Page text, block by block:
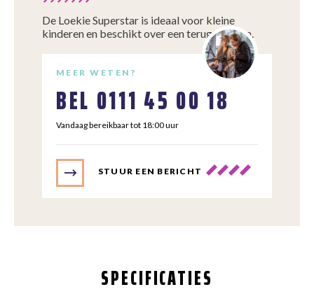
De Loekie Superstar is ideaal voor kleine
kinderen en beschikt over een terugtraprem.
MEER WETEN?
BEL 0111 45 00 18
Vandaag bereikbaar tot 18:00 uur
STUUR EEN BERICHT
SPECIFICATIES